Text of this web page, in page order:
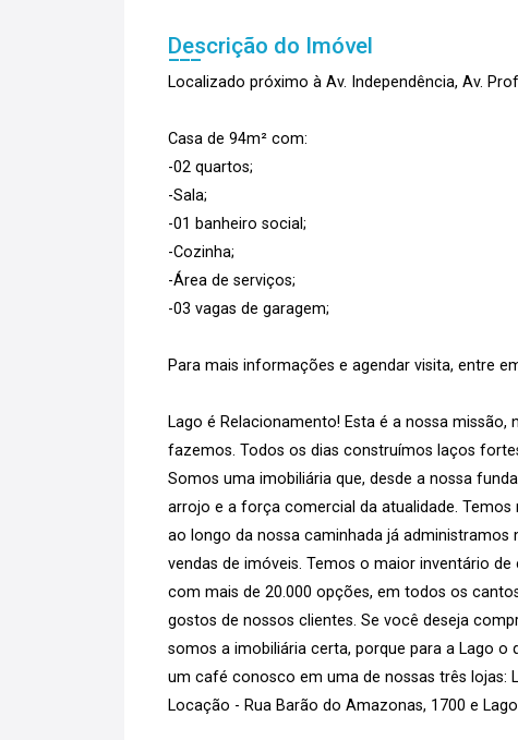
Descrição do Imóvel
Localizado próximo à Av. Independência, Av.
Casa de 94m² com:
-02 quartos;
-Sala;
-01 banheiro social;
-Cozinha;
-Área de serviços;
-03 vagas de garagem;
Para mais informações e agendar visita, entre
Lago é Relacionamento! Esta é a nossa
fazemos. Todos os dias construímos laços
Somos uma imobiliária que, desde a nossa
arrojo e a força comercial da atualidade.
ao longo da nossa caminhada já administramos
vendas de imóveis. Temos o maior inventário
com mais de 20.000 opções, em todos os
gostos de nossos clientes. Se você deseja
somos a imobiliária certa, porque para a Lago
um café conosco em uma de nossas três lojas:
Locação - Rua Barão do Amazonas, 1700 e